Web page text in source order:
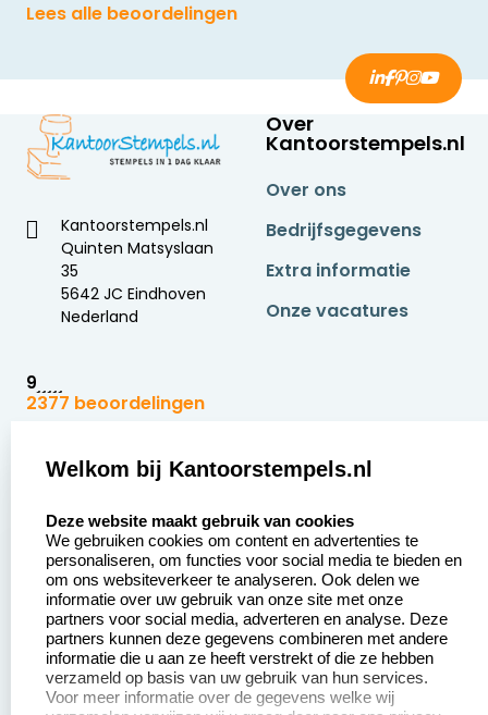
Lees alle beoordelingen
Kantoorstempels.nl
Quinten Matsyslaan
35
5642 JC Eindhoven
Nederland
9
2377 beoordelingen
Over
Kantoorstempels.nl
Over ons
Bedrijfsgegevens
Extra informatie
Onze vacatures
Zakelijk:
Aanvraag op maat
Betaling &
Verzending
Wederverkoper
worden
Sale
Klantenservice:
Contact opnemen
Veel gestelde vragen
Retourneren
Herroepingsrecht
Welkom bij Kantoorstempels.nl
Deze website maakt gebruik van cookies
We gebruiken cookies om content en advertenties te
personaliseren, om functies voor social media te bieden en
om ons websiteverkeer te analyseren. Ook delen we
informatie over uw gebruik van onze site met onze
partners voor social media, adverteren en analyse. Deze
partners kunnen deze gegevens combineren met andere
informatie die u aan ze heeft verstrekt of die ze hebben
verzameld op basis van uw gebruik van hun services.
Voor meer informatie over de gegevens welke wij